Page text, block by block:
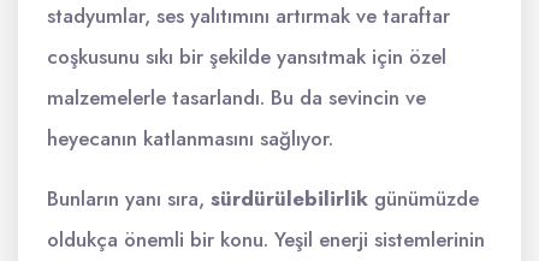
stadyumlar, ses yalıtımını artırmak ve taraftar
coşkusunu sıkı bir şekilde yansıtmak için özel
malzemelerle tasarlandı. Bu da sevincin ve
heyecanın katlanmasını sağlıyor.
Bunların yanı sıra, sürdürülebilirlik günümüzde
oldukça önemli bir konu. Yeşil enerji sistemlerinin